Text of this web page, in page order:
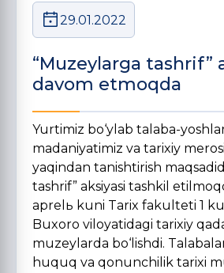
29.01.2022
“Muzeylarga tashrif”
davom etmoqda
Yurtimiz bo‘ylab talaba-
madaniyatimiz va tarixiy
yaqindan tanishtirish
tashrif” aksiyasi tashkil
aprelь kuni Tarix fakulteti 1
Buxoro viloyatidagi tarixiy
muzeylarda bo‘lishdi.
huquq va qonunchilik tarixi